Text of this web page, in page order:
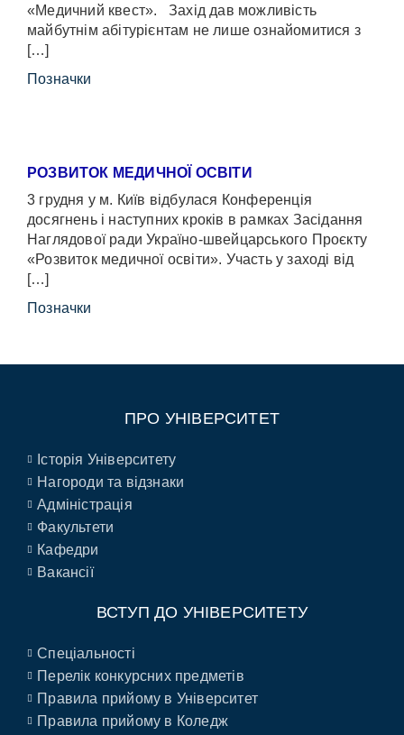
«Медичний квест». Захід дав можливість
майбутнім абітурієнтам не лише ознайомитися з
[…]
Позначки
РОЗВИТОК МЕДИЧНОЇ ОСВІТИ
3 грудня у м. Київ відбулася Конференція
досягнень і наступних кроків в рамках Засідання
Наглядової ради Україно-швейцарського Проєкту
«Розвиток медичної освіти». Участь у заході від
[…]
Позначки
ПРО УНІВЕРСИТЕТ
Історія Університету
Нагороди та відзнаки
Адміністрація
Факультети
Кафедри
Вакансії
ВСТУП ДО УНІВЕРСИТЕТУ
Спеціальності
Перелік конкурсних предметів
Правила прийому в Університет
Правила прийому в Коледж